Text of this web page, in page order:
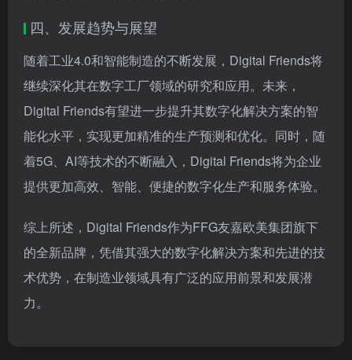
四、发展趋势与展望
随着工业4.0和智能制造的不断发展，Digital Friends将
继续深化其在数字工厂领域的研究和应用。未来，
Digital Friends有望进一步提升其数字化解决方案的智
能化水平，实现更加精准的生产预测和优化。同时，随
着5G、AI等技术的不断融入，Digital Friends将为企业
提供更加高效、智能、便捷的数字化生产和服务体验。
综上所述，Digital Friends作为FFG友嘉欧美集团旗下
的全新品牌，凭借其强大的数字化解决方案和先进的技
术优势，在制造业领域具有广泛的应用前景和发展潜
力。